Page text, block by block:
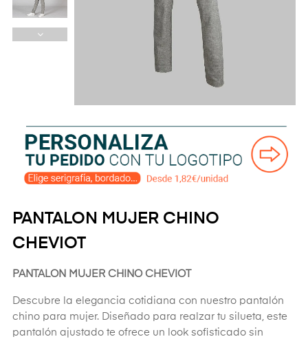
PANTALON MUJER CHINO
CHEVIOT
PANTALON MUJER CHINO CHEVIOT
Descubre la elegancia cotidiana con nuestro pantalón
chino para mujer. Diseñado para realzar tu silueta, este
pantalón ajustado te ofrece un look sofisticado sin